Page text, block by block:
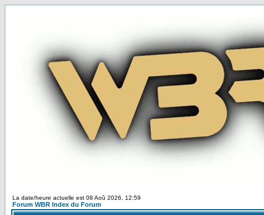
La date/heure actuelle est 08 Aoû 2026, 12:59
Forum WBR Index du Forum